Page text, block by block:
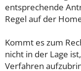
entsprechende
Regel auf der
Kommt es zum
nicht in der Lage
Verfahren